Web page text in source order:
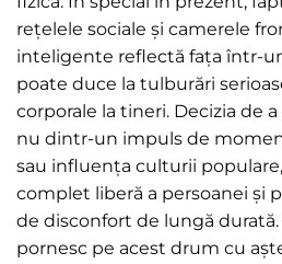
rețelele sociale și camerele
inteligente reflectă fața într-
poate duce la tulburări
corporale la tineri. Decizia de
nu dintr-un impuls de
sau influența culturii
complet liberă a persoanei și
de disconfort de lungă durată.
pornesc pe acest drum cu